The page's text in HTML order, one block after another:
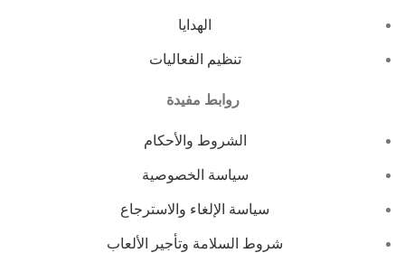
الهدايا
تنظيم الفعاليات
روابط مفيدة
الشروط والأحكام
سياسة الخصوصية
سياسة الإلغاء والاسترجاع
شروط السلامة وتأجير الألعاب